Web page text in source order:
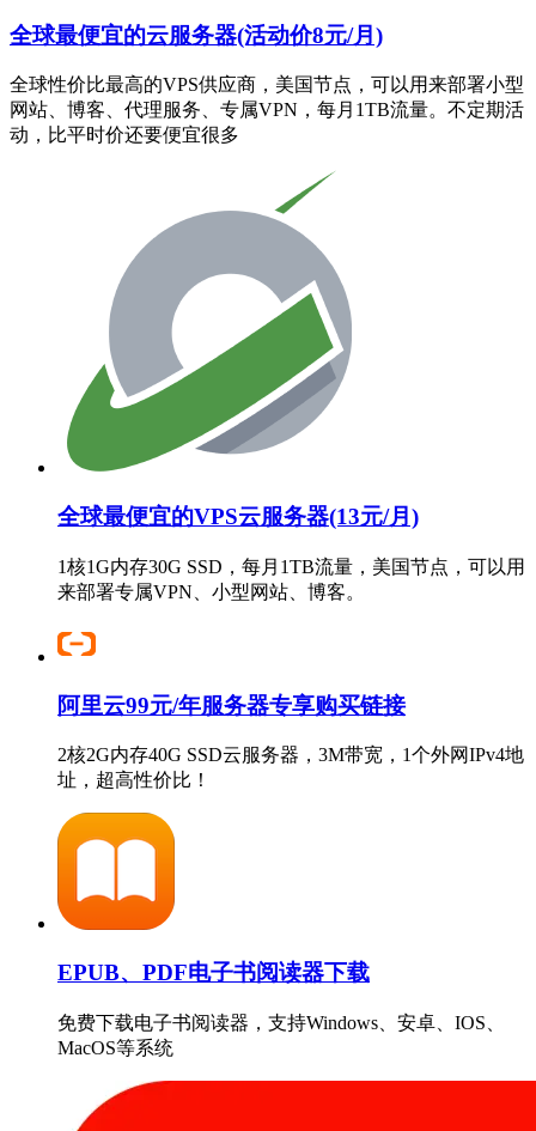
全球最便宜的云服务器(活动价8元/月)
全球性价比最高的VPS供应商，美国节点，可以用来部署小型
网站、博客、代理服务、专属VPN，每月1TB流量。不定期活
动，比平时价还要便宜很多
全球最便宜的VPS云服务器(13元/月)
1核1G内存30G SSD，每月1TB流量，美国节点，可以用
来部署专属VPN、小型网站、博客。
阿里云99元/年服务器专享购买链接
2核2G内存40G SSD云服务器，3M带宽，1个外网IPv4地
址，超高性价比！
EPUB、PDF电子书阅读器下载
免费下载电子书阅读器，支持Windows、安卓、IOS、
MacOS等系统